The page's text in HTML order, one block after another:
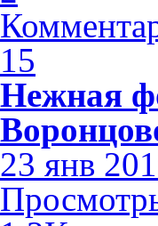
15
Нежная
23 янв